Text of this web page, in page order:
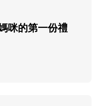
咪的第一份禮